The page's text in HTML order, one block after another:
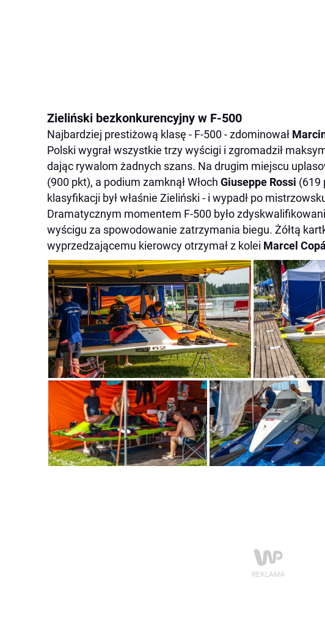
Zieliński bezkonkurencyjny w F-500
Najbardziej prestiżową klasę - F-500 - zdominował
Polski wygrał wszystkie trzy wyścigi i zgromadził
dając rywalom żadnych szans. Na drugim miejscu
(900 pkt), a podium zamknął Włoch Giuseppe Rossi (619
klasyfikacji był właśnie Zieliński - i wypadł po
Dramatycznym momentem F-500 było
wyścigu za spowodowanie zatrzymania biegu. Żółtą
wyprzedzającemu kierowcy otrzymał z kolei Marcel